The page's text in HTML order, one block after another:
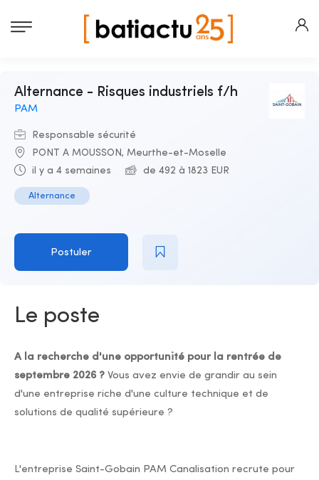
Alternance - Risques industriels f/h
PAM
Responsable sécurité
PONT A MOUSSON, Meurthe-et-Moselle
il y a 4 semaines
de 492 à 1823 EUR
Alternance
Postuler
Le poste
A la recherche d'une opportunité pour la rentrée de
septembre 2026 ? Vous avez envie de grandir au sein
d'une entreprise riche d'une culture technique et de
solutions de qualité supérieure ?
L'entreprise Saint-Gobain PAM Canalisation recrute pour